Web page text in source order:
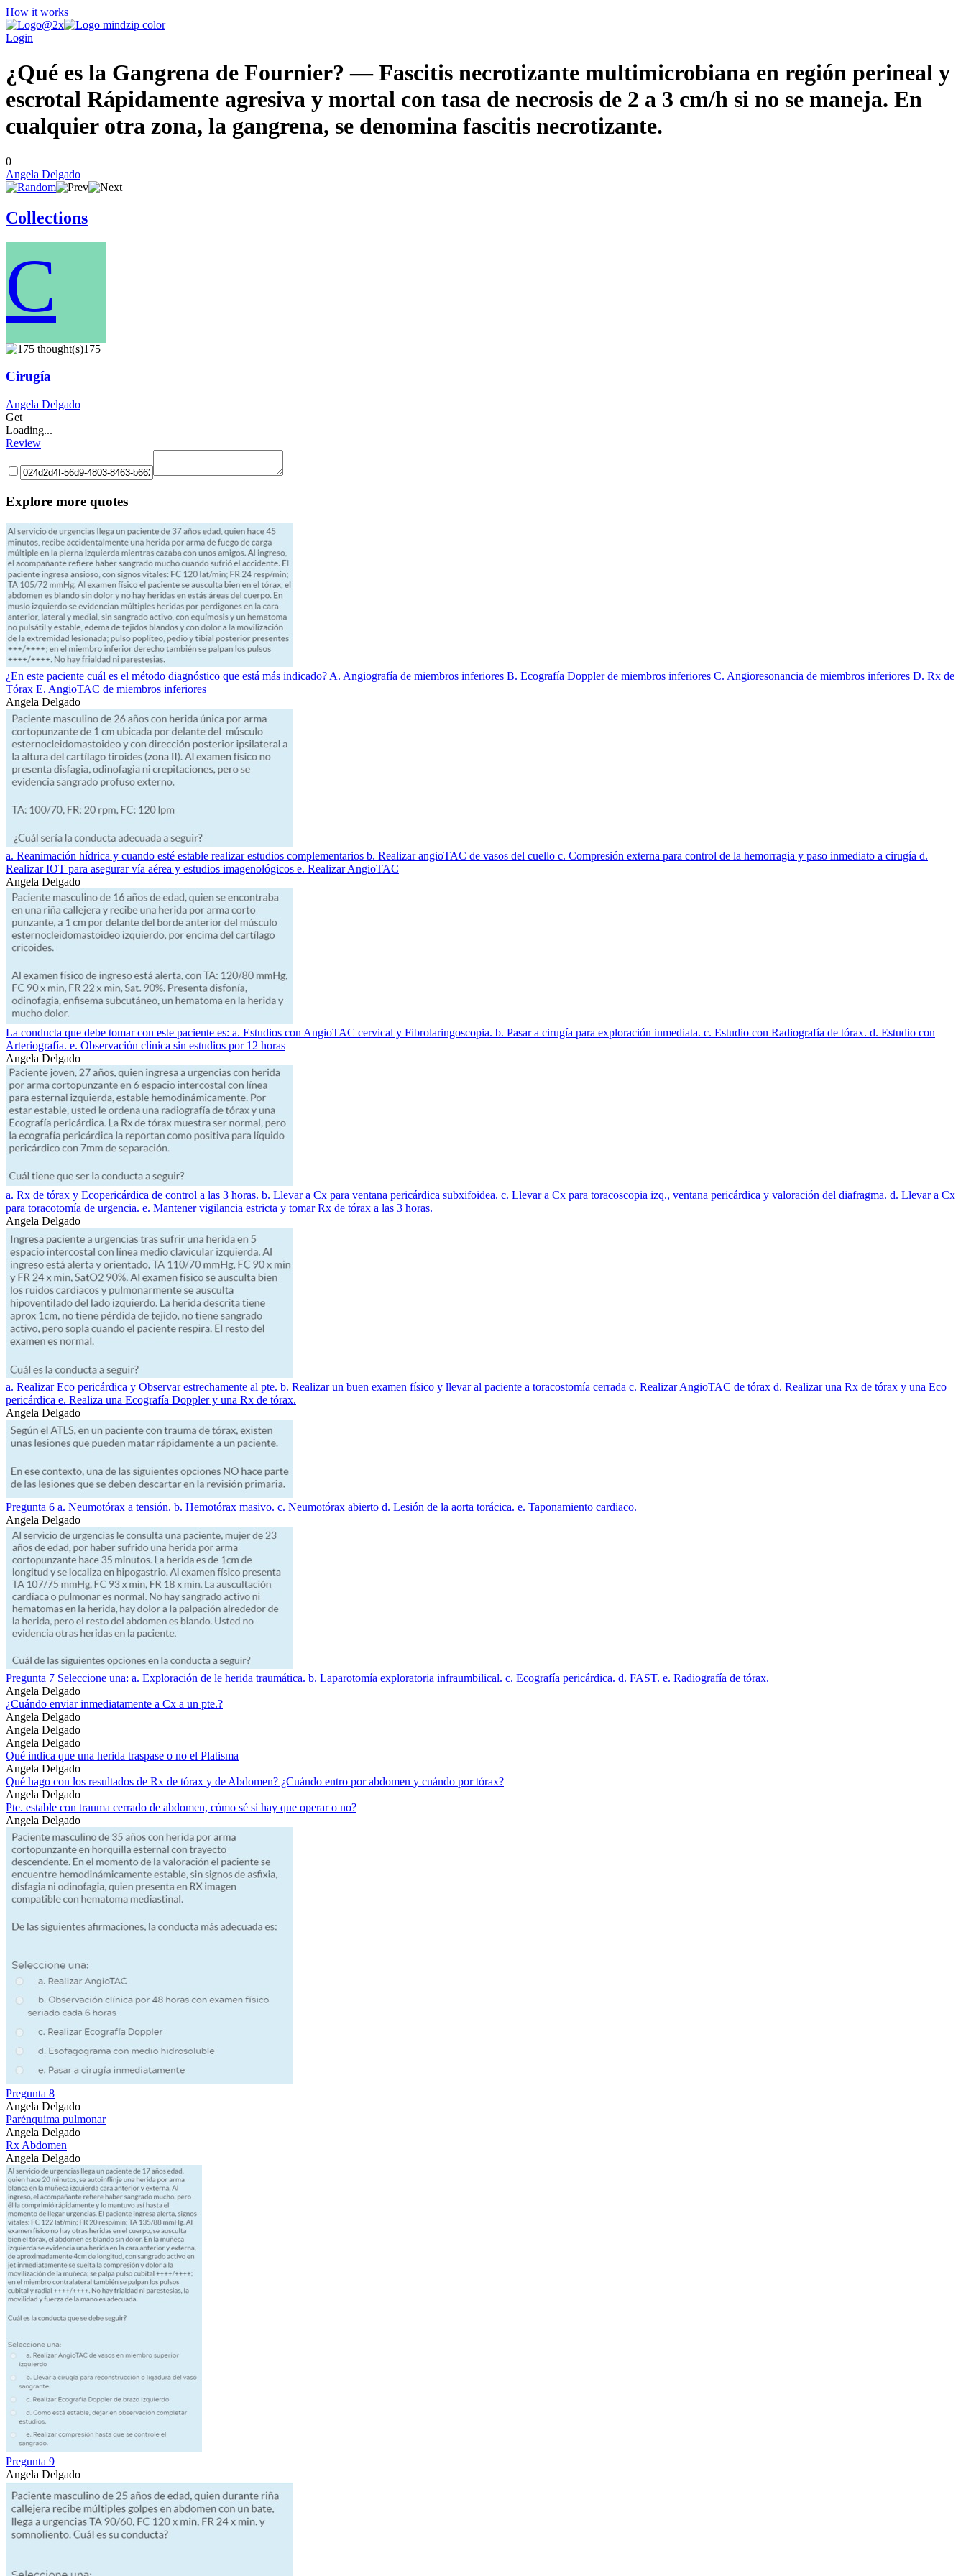
How it works
Login
¿Qué es la Gangrena de Fournier? — Fascitis necrotizante multimicrobiana en región perineal y
escrotal Rápidamente agresiva y mortal con tasa de necrosis de 2 a 3 cm/h si no se maneja. En
cualquier otra zona, la gangrena, se denomina fascitis necrotizante.
0
Angela Delgado
Collections
C
175
Cirugía
Angela Delgado
Get
Loading...
Review
Explore more quotes
¿En este paciente cuál es el método diagnóstico que está más indicado? A. Angiografía de miembros inferiores B. Ecografía Doppler de miembros inferiores C. Angioresonancia de miembros inferiores D. Rx de
Tórax E. AngioTAC de miembros inferiores
Angela Delgado
a. Reanimación hídrica y cuando esté estable realizar estudios complementarios b. Realizar angioTAC de vasos del cuello c. Compresión externa para control de la hemorragia y paso inmediato a cirugía d.
Realizar IOT para asegurar vía aérea y estudios imagenológicos e. Realizar AngioTAC
Angela Delgado
La conducta que debe tomar con este paciente es: a. Estudios con AngioTAC cervical y Fibrolaringoscopia. b. Pasar a cirugía para exploración inmediata. c. Estudio con Radiografía de tórax. d. Estudio con
Arteriografía. e. Observación clínica sin estudios por 12 horas
Angela Delgado
a. Rx de tórax y Ecopericárdica de control a las 3 horas. b. Llevar a Cx para ventana pericárdica subxifoidea. c. Llevar a Cx para toracoscopia izq., ventana pericárdica y valoración del diafragma. d. Llevar a Cx
para toracotomía de urgencia. e. Mantener vigilancia estricta y tomar Rx de tórax a las 3 horas.
Angela Delgado
a. Realizar Eco pericárdica y Observar estrechamente al pte. b. Realizar un buen examen físico y llevar al paciente a toracostomía cerrada c. Realizar AngioTAC de tórax d. Realizar una Rx de tórax y una Eco
pericárdica e. Realiza una Ecografía Doppler y una Rx de tórax.
Angela Delgado
Pregunta 6 a. Neumotórax a tensión. b. Hemotórax masivo. c. Neumotórax abierto d. Lesión de la aorta torácica. e. Taponamiento cardiaco.
Angela Delgado
Pregunta 7 Seleccione una: a. Exploración de le herida traumática. b. Laparotomía exploratoria infraumbilical. c. Ecografía pericárdica. d. FAST. e. Radiografía de tórax.
Angela Delgado
¿Cuándo enviar inmediatamente a Cx a un pte.?
Angela Delgado
Angela Delgado
Angela Delgado
Qué indica que una herida traspase o no el Platisma
Angela Delgado
Qué hago con los resultados de Rx de tórax y de Abdomen? ¿Cuándo entro por abdomen y cuándo por tórax?
Angela Delgado
Pte. estable con trauma cerrado de abdomen, cómo sé si hay que operar o no?
Angela Delgado
Pregunta 8
Angela Delgado
Parénquima pulmonar
Angela Delgado
Rx Abdomen
Angela Delgado
Pregunta 9
Angela Delgado